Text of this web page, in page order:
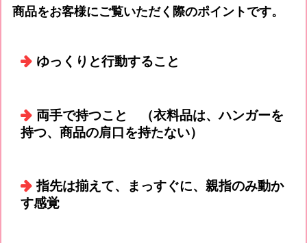
商品をお客様にご覧いただく際のポイントです。
ゆっくりと行動すること
両手で持つこと （衣料品は、ハンガーを
持つ、商品の肩口を持たない）
指先は揃えて、まっすぐに、親指のみ動か
す感覚